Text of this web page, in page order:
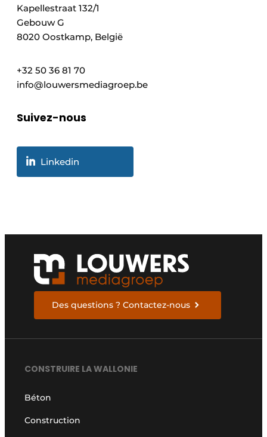
Kapellestraat 132/1
Gebouw G
8020 Oostkamp, België
+32 50 36 81 70
info@louwersmediagroep.be
Suivez-nous
Linkedin
Des questions ? Contactez-nous
CONSTRUIRE LA WALLONIE
Béton
Construction